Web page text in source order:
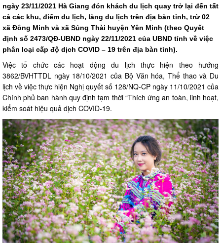
ngày 23/11/2021 Hà Giang đón khách du lịch quay trở lại đến tất
cả các khu, điểm du lịch, làng du lịch trên địa bàn tỉnh, trừ 02
xã Đông Minh và xã Sủng Thài huyện Yên Minh (theo Quyết
định số 2473/QĐ-UBND ngày 22/11/2021 của UBND tỉnh về việc
phân loại cấp độ dịch COVID – 19 trên địa bàn tỉnh).
Việc tổ chức các hoạt động du lịch thực hiện theo hướng
3862/BVHTTDL ngày 18/10/2021 của Bộ Văn hóa, Thể thao và Du
lịch về việc thực hiện Nghị quyết số 128/NQ-CP ngày 11/10/2021 của
Chính phủ ban hành quy định tạm thời “Thích ứng an toàn, linh hoạt,
kiểm soát hiệu quả dịch COVID-19.